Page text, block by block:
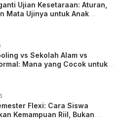
Ujian Kesetaraan: Aturan,
Mata Ujinya untuk Anak
vs Sekolah Alam vs
Mana yang Cocok untuk
Flexi: Cara Siswa
Kemampuan Riil, Bukan